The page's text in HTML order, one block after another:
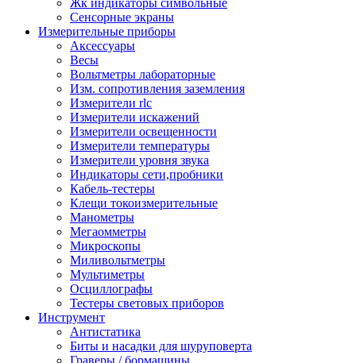
Жк индикаторы символьные
Сенсорные экраны
Измерительные приборы
Аксессуары
Весы
Вольтметры лабораторные
Изм. сопротивления заземления
Измерители rlc
Измерители искажений
Измерители освещенности
Измерители температуры
Измерители уровня звука
Индикаторы сети,пробники
Кабель-тестеры
Клещи токоизмерительные
Манометры
Мегаомметры
Микроскопы
Миливольтметры
Мультиметры
Осциллографы
Тестеры световых приборов
Инструмент
Антистатика
Биты и насадки для шуруповерта
Граверы / бормашины